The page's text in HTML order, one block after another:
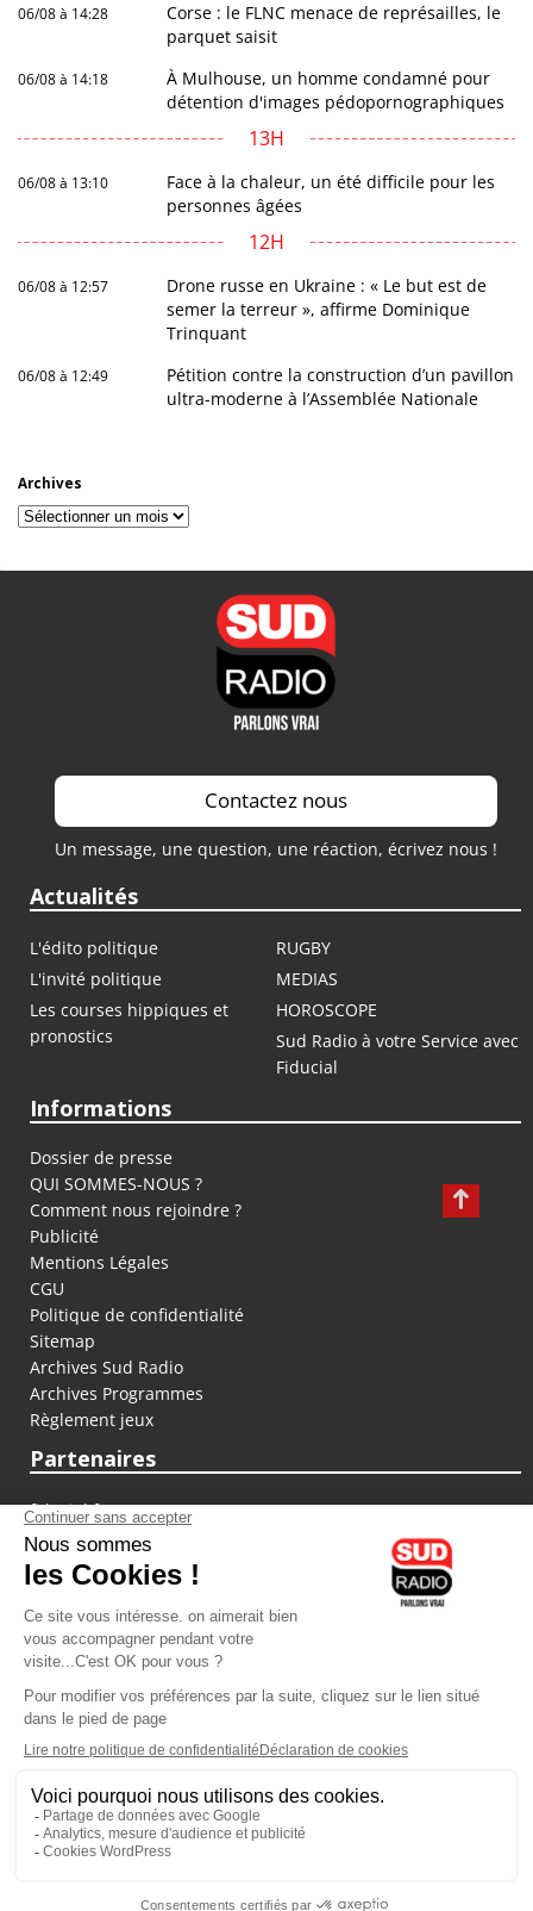
06/08 à 14:28
Corse : le FLNC menace de représailles, le
parquet saisit
06/08 à 14:18
À Mulhouse, un homme condamné pour
détention d'images pédopornographiques
13H
06/08 à 13:10
Face à la chaleur, un été difficile pour les
personnes âgées
12H
06/08 à 12:57
Drone russe en Ukraine : « Le but est de
semer la terreur », affirme Dominique
Trinquant
06/08 à 12:49
Pétition contre la construction d’un pavillon
ultra-moderne à l’Assemblée Nationale
Archives
Archives
Contactez nous
Un message, une question, une réaction, écrivez nous !
Actualités
L'édito politique
RUGBY
L'invité politique
MEDIAS
Les courses hippiques et
pronostics
HOROSCOPE
Sud Radio à votre Service avec
Fiducial
Informations
Dossier de presse
QUI SOMMES-NOUS ?
Comment nous rejoindre ?
Publicité
Mentions Légales
CGU
Politique de confidentialité
Sitemap
Archives Sud Radio
Archives Programmes
Règlement jeux
Partenaires
fiducial.fr
lyoncapitale.fr
olympique-et-lyonnais.com
L'application Iphone / Android
Téléchargez l'application
Les cookies
Gestion des cookies
Crédit photos : ©Sud Radio / Pierre Olivier